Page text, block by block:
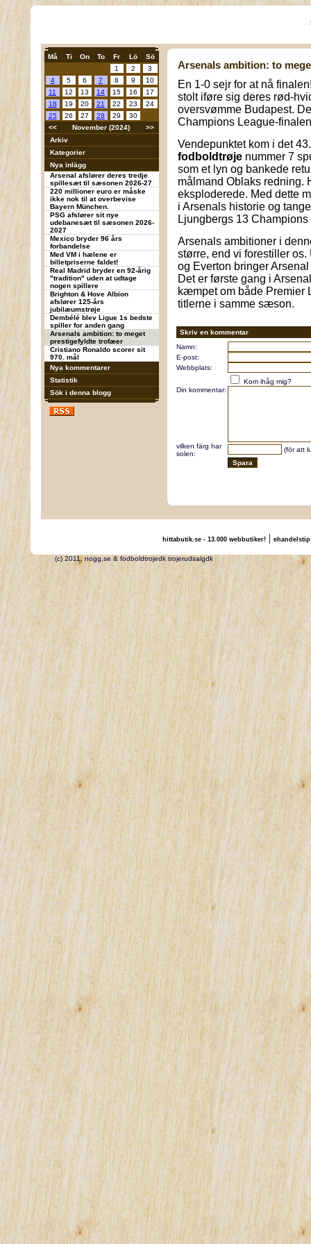
Må Ti On To Fr Lö
Sö
1
2
3
4
5 6 7 8 9
10
11
12 13 14 15 16
17
18
19 20 21 22 23
24
25
26 27 28 29
30
<<
November (2024)
>>
Arkiv
Kategorier
Nya inlägg
Arsenal afslører deres tredje
spillesæt til sæsonen 2026-27
220 millioner euro er måske
ikke nok til at overbevise
Bayern München.
PSG afslører sit nye
udebanesæt til sæsonen 2026-
2027
Mexico bryder 96 års
forbandelse
Med VM i hælene er
billetpriserne faldet!
Real Madrid bryder en 92-årig
"tradition" uden at udtage
nogen spillere
Brighton & Hove Albion
afslører 125-års
jubilæumstrøje
Dembélé blev Ligue 1s bedste
spiller for anden gang
Arsenals ambition: to meget
prestigefyldte trofæer
Cristiano Ronaldo scorer sit
970. mål
Nya kommentarer
Statistik
Sök i denna blogg
Arsenals ambition: to
En 1-0 sejr for at nå
stolt iføre sig deres rød-
oversvømme Budapest.
Champions League-
Vendepunktet kom i det
fodboldtrøje nummer 7
som et lyn og bankede
målmand Oblaks redning.
eksploderede. Med dette
i Arsenals historie og
Ljungbergs 13
Arsenals ambitioner i
større, end vi forestiller
og Everton bringer
Det er første gang i
kæmpet om både Premier
titlerne i samme sæson.
Skriv en kommentar
Namn:
E-post:
Webbplats:
Kom ihåg mig?
Din kommentar:
vilken färg har
solen:
(för att
hittabutik.se - 13.000 webbutiker!|
(c) 2011, nogg.se & fodboldtrojedk trojerudsalgdk